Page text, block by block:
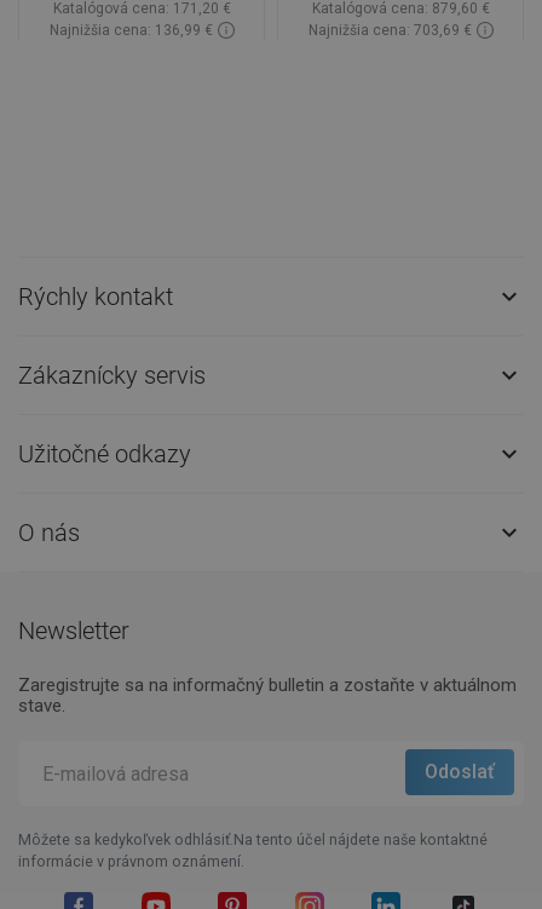
Katalógová cena: 171,20 €
Najnižšia cena: 136,99 €
Katalógová cena: 879,60 €
Najnižšia cena: 703,69 €
Rýchly kontakt 
Zákaznícky servis 
Užitočné odkazy 
O nás 
Newsletter
Zaregistrujte sa na informačný bulletin a zostaňte v aktuálnom
stave.
Môžete sa kedykoľvek odhlásiť.Na tento účel nájdete naše kontaktné
informácie v právnom oznámení.